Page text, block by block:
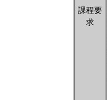
課程要
求